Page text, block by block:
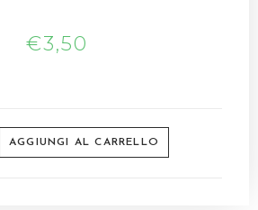
€3,50
AGGIUNGI AL CARRELLO